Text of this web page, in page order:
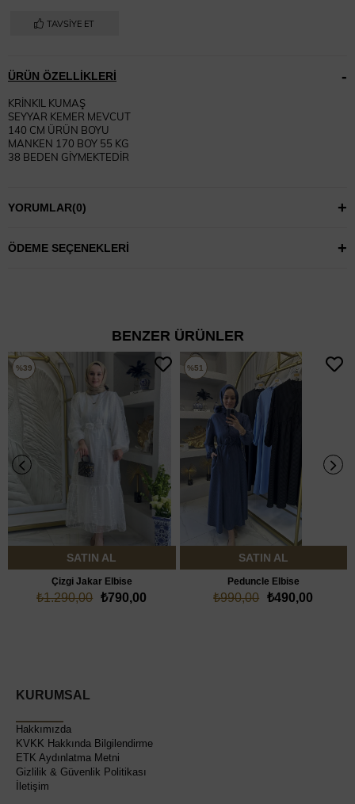
TAVSIYE ET
ÜRÜN ÖZELLIKLERI
KRİNKIL KUMAŞ
SEYYAR KEMER MEVCUT
140 CM ÜRÜN BOYU
MANKEN 170 BOY 55 KG
38 BEDEN GİYMEKTEDİR
YORUMLAR(0)
ÖDEME SEÇENEKLERI
BENZER ÜRÜNLER
SATIN AL
Çizgi Jakar Elbise
₺790,00
₺1.290,00
%39
SATIN AL
Peduncle Elbise
₺490,00
₺990,00
%51
KURUMSAL
Hakkımızda
KVKK Hakkında Bilgilendirme
ETK Aydınlatma Metni
Gizlilik & Güvenlik Politikası
İletişim